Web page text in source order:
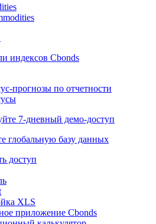
индексов Cbonds
прогнозы по отчетности
7-дневный демо-доступ
глобальную базу данных
доступ
XLS
приложение Cbonds